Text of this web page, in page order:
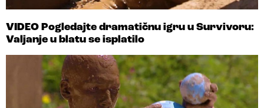
VIDEO Pogledajte dramatičnu igru u Survivoru:
Valjanje u blatu se isplatilo